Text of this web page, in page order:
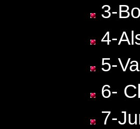
3-
4-
5-
6-
7-